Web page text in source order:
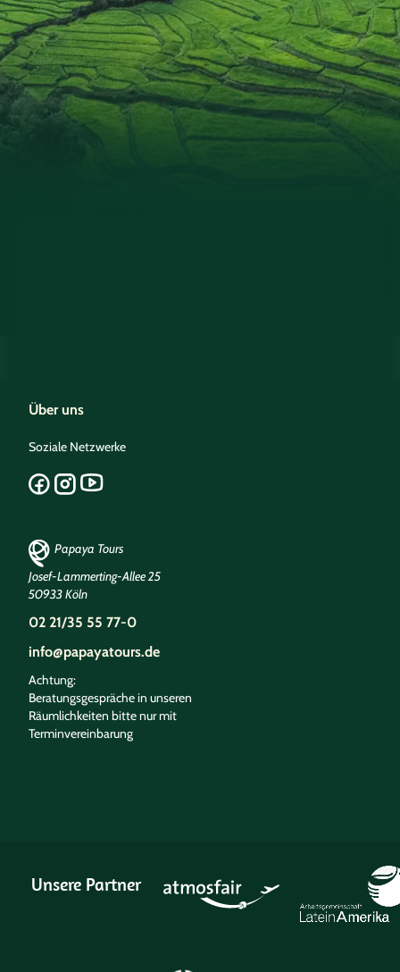
Über uns
Soziale Netzwerke
Papaya Tours
Josef-Lammerting-Allee 25
50933 Köln
02 21/35 55 77-0
info@papayatours.de
Achtung:
Beratungsgespräche in unseren
Räumlichkeiten bitte nur mit
Terminvereinbarung
Unsere Partner